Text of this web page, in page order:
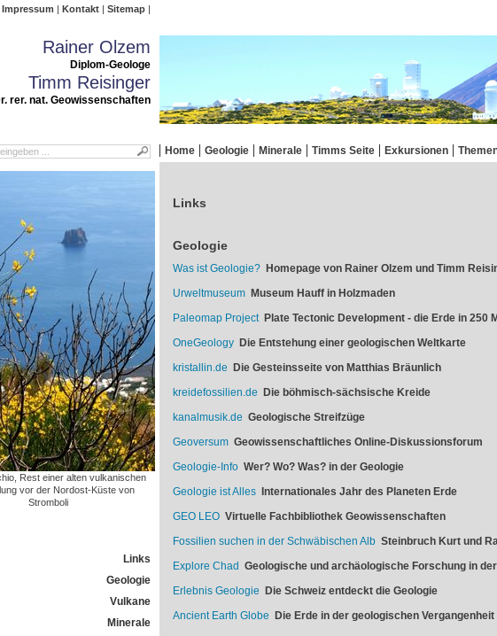
Impressum Kontakt Sitemap
Rainer Olzem
Diplom-Geologe
Timm Reisinger
rer. nat. Geowissenschaften
Home Geologie Minerale Timms Seite Exkursionen
Rest einer alten vulkanischen
vor der Nordost-Küste von
Stromboli
Links
Geologie
Vulkane
Minerale
Links
Geologie
Was ist Geologie?Homepage von Rainer Olzem und Timm
UrweltmuseumMuseum Hauff in Holzmaden
Paleomap ProjectPlate Tectonic Development - die Erde in 250
OneGeologyDie Entstehung einer geologischen Weltkarte
kristallin.de Die Gesteinsseite von Matthias Bräunlich
kreidefossilien.de Die böhmisch-sächsische Kreide
kanalmusik.de Geologische Streifzüge
GeoversumGeowissenschaftliches Online-Diskussionsforum
Geologie-InfoWer? Wo? Was? in der Geologie
Geologie ist AllesInternationales Jahr des Planeten Erde
GEO LEOVirtuelle Fachbibliothek Geowissenschaften
Fossilien suchen in der Schwäbischen AlbSteinbruch Kurt und
Explore Chad Geologische und archäologische Forschung in
Erlebnis Geologie Die Schweiz entdeckt die Geologie
Ancient Earth Globe Die Erde in der geologischen Vergangenheit